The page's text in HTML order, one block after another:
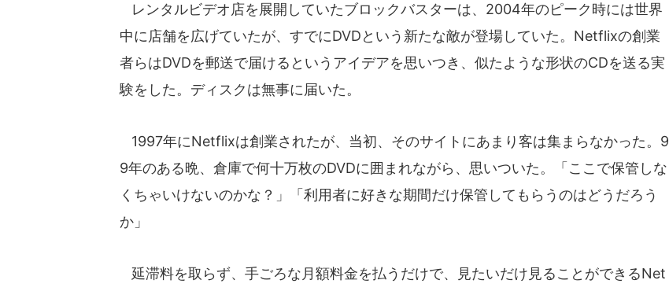
レンタルビデオ店を展開していたブロックバスターは、2004年のピーク時には世界
中に店舗を広げていたが、すでにDVDという新たな敵が登場していた。Netflixの創業
者らはDVDを郵送で届けるというアイデアを思いつき、似たような形状のCDを送る実
験をした。ディスクは無事に届いた。
1997年にNetflixは創業されたが、当初、そのサイトにあまり客は集まらなかった。9
9年のある晩、倉庫で何十万枚のDVDに囲まれながら、思いついた。「ここで保管しな
くちゃいけないのかな？」「利用者に好きな期間だけ保管してもらうのはどうだろう
か」
延滞料を取らず、手ごろな月額料金を払うだけで、見たいだけ見ることができるNet